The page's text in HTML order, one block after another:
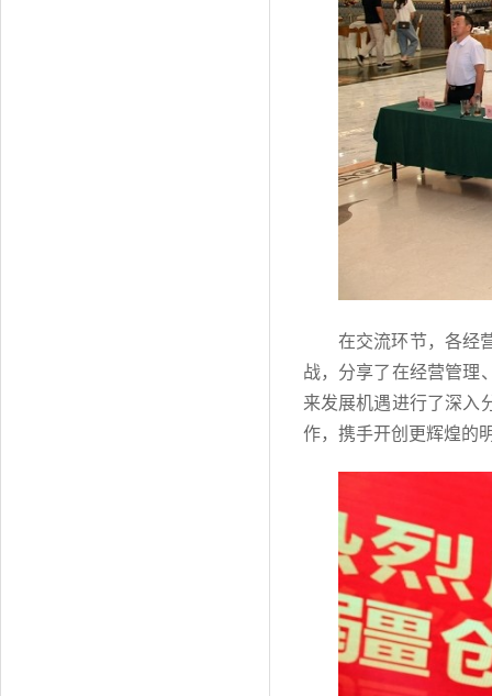
在交流环节，各经
战，分享了在经营管理
来发展机遇进行了深入
作，携手开创更辉煌的